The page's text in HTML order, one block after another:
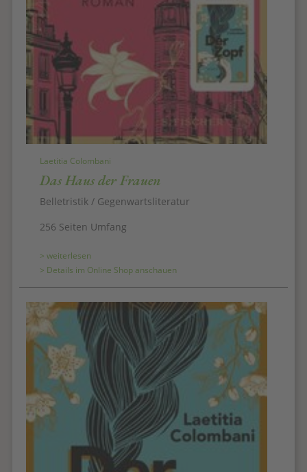
Laetitia Colombani
Das Haus der Frauen
Belletristik / Gegenwartsliteratur
256 Seiten Umfang
> weiterlesen
> Details im Online Shop anschauen